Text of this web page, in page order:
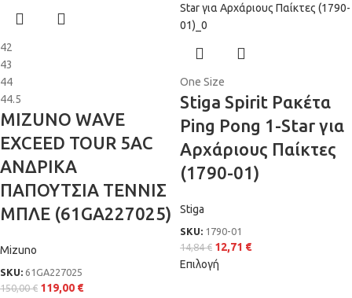
42
43
44
44.5
MIZUNO WAVE
EXCEED TOUR 5AC
ΑΝΔΡΙΚΑ
ΠΑΠΟΥΤΣΙΑ ΤΕΝΝΙΣ
ΜΠΛΕ (61GA227025)
Mizuno
SKU: 61GA227025
150,00€ 119,00 €
One Size
Stiga Spirit Ρακέτα
Ping Pong 1-Star για
Αρχάριους Παίκτες
(1790-01)
Stiga
SKU: 1790-01
14,84€ 12,71 €
Επιλογή